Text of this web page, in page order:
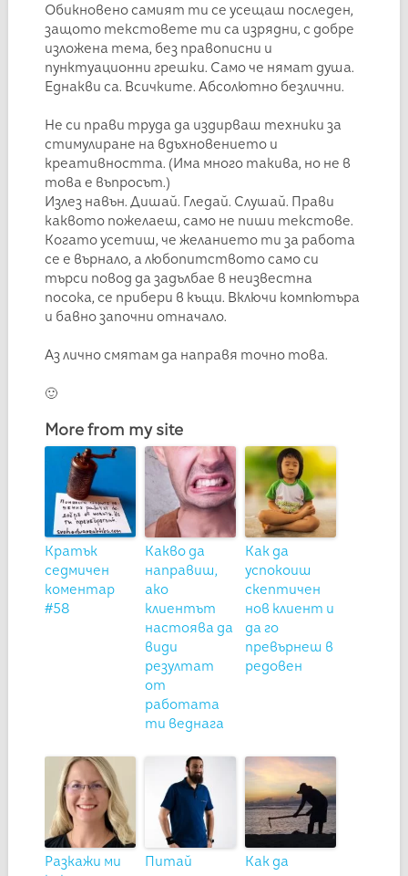
Обикновено самият ти се усещаш последен,
защото текстовете ти са изрядни, с добре
изложена тема, без правописни и
пунктуационни грешки. Само че нямат душа.
Еднакви са. Всичките. Абсолютно безлични.
Не си прави труда да издирваш техники за
стимулиране на вдъхновението и
креативността. (Има много такива, но не в
това е въпросът.)
Излез навън. Дишай. Гледай. Слушай. Прави
каквото пожелаеш, само не пиши текстове.
Когато усетиш, че желанието ти за работа
се е върнало, а любопитството само си
търси повод да задълбае в неизвестна
посока, се прибери в къщи. Включи компютъра
и бавно започни отначало.
Аз лично смятам да направя точно това.
🙂
More from my site
Кратък
седмичен
коментар
#58
Какво да
направиш,
ако
клиентът
настоява да
види
резултат
от
работата
ти веднага
Как да
успокоиш
скептичен
нов клиент и
да го
превърнеш в
редовен
Разкажи ми
Питай
Как да